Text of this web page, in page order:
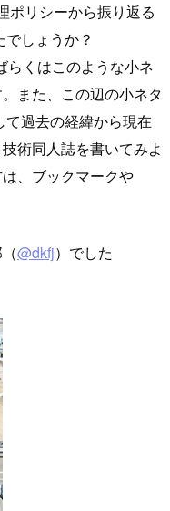
ポリシーから振り返る
しょうか？
らくはこのような小ネ
また、この辺の小ネタ
過去の経緯から現在
術同人誌を書いてみよ
、ブックマークや
@dkfj）でした